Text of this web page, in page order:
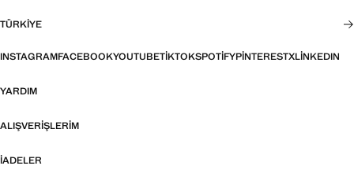
TÜRKIYE
INSTAGRAMFACEBOOKYOUTUBETIKTOKSPOTIFYPINTERESTXLINKEDIN
YARDIM
ALIŞVERIŞLERIM
İADELER